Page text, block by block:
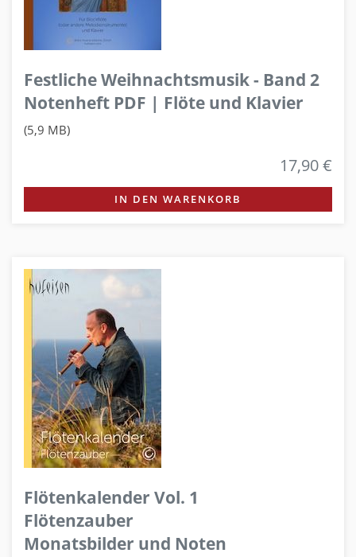
Festliche Weihnachtsmusik - Band 2
Notenheft PDF | Flöte und Klavier
(5,9 MB)
17,90 €
IN DEN WARENKORB
Flötenkalender Vol. 1
Flötenzauber
Monatsbilder und Noten